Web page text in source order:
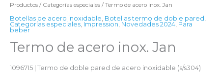
Productos / Categorías especiales / Termo de acero inox. Jan
Botellas de acero inoxidable, Botellas termo de doble pared ,
Categorías especiales, Impression, Novedades 2024, Para
beber
Termo de acero inox. Jan
1096715 | Termo de doble pared de acero inoxidable (s/s304)